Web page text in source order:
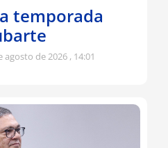
temporada
agosto de 2026 14:01